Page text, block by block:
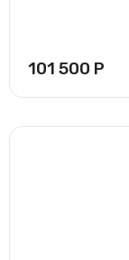
101 500 Р